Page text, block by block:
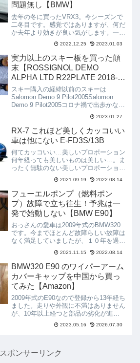
問題無し【BMW】
去年の冬に買ったVRX3。今シーズンで
二冬目です。感覚ではありますが、何だ
か去年より効きが良い気がします。一皮
剥けたからかもしれません。夜の市街地
うっすらとアスファルトを覆った雪。し
かも緩い下りの交差点です。止まるの
か？！おぉっ…ちゃんと止...
2022.12.25 2023.01.03
実力以上のスキー板を買った顛
末【ROSSIGNOL DEMO
ALPHA LTD R22PLATE 2018-
2019】
スキー購入の経緯以前のスキーは
Salomon Demo 9 Pilot2005Salomon
Demo 9 Pilot2005コロナ禍で出歩かなく
なり、その結果てきめんに足が弱くな
り、階段の上り下りで以前より疲れを感
じます。このままではま...
2023.01.27
RX-7 これほど美しくカッコいい
車は他にない E-FD3S/13B
何てカッコいい…美しいプロポーション
何年経っても美しいものは美しい…。ま
ったく無駄のない美しいプロポーショ
ン。塊感。一切の無駄を省くと剛性感が
見た目にも表れるものですね。乗ったこ
とが無くても捻じれやたわみが無い、カ
チッとしたコーナーリングが...
2021.09.19 2022.08.14
フューエルポンプ（燃料ポン
プ）故障で立ち往生！予兆は一
発で始動しない【BMW E90】
おっさんの愛車は2009年式のBMW320
です。今までほとんど故障らしい故障は
なく満足していましたが、１０年を過ぎ
ると部品も消耗し、堰を切ったように故
障発生…。今回はフューエルポンプ（燃
料ポンプ）故障です。予兆はエンジンが
一発で始動しないい...
2021.11.15 2022.08.14
BMW320 E90 のワイパーアーム
カバーキャップを中国から買っ
てみた【Amazon】
2009年式のE90なので登録から13年経ち
ました。走りや外観に不満はありません
が、10年以上経つと部品の劣化が進
み、この３年は毎年のように部品交換を
しています。今回はワイパーのカバーキ
2023.05.16 2026.07.30
スポンサーリンク